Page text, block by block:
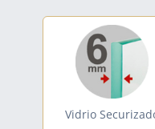
Vidrio